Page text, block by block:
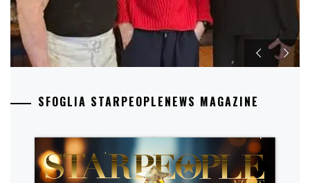
SFOGLIA STARPEOPLENEWS MAGAZINE